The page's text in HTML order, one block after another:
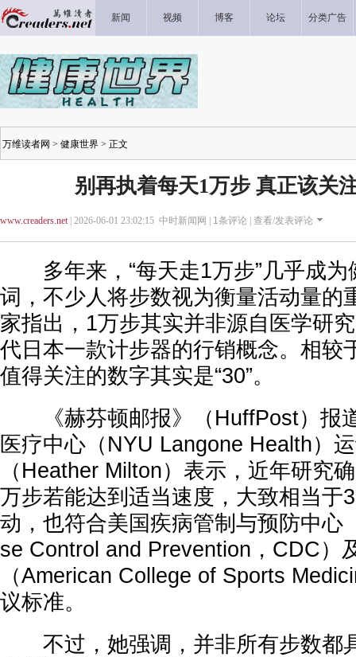
新闻 视频 博客 论坛 分类广告
万维读者网 > 健康世界 > 正文
别再执着每天1万步 真正该关
www.creaders.net| 2026-06-01 23:02:15 中时新闻网 | 1条评论 | 查看/发表评论
多年来，“每天走1万步”几乎成为
词，不少人将步数视为衡量活动量的
家指出，1万步其实并非源自医学研
代日本一款计步器的行销概念。相较
值得关注的数字其实是“30”。
《赫芬顿邮报》（HuffPost）报
医疗中心（NYU Langone Health）
（Heather Milton）表示，近年研究
万步若能达到适当速度，大致相当于
动，也符合美国疾病管制与预防中心
se Control and Prevention，CDC）
（American College of Sports
议标准。
不过，她强调，并非所有步数都